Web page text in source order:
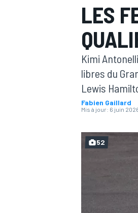
MOTOGP
LES
Kimi
libres du
Lewis
Fabien Gaillard
Mis à jour: 6 juin
52